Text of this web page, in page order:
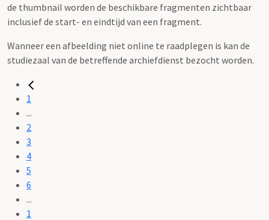
de thumbnail worden de beschikbare fragmenten zichtbaar
inclusief de start- en eindtijd van een fragment.
Wanneer een afbeelding niet online te raadplegen is kan de
studiezaal van de betreffende archiefdienst bezocht worden.
1
...
2
3
4
5
6
...
1